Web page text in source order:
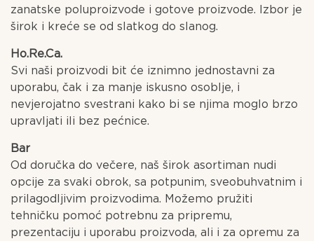
zanatske poluproizvode i gotove proizvode. Izbor je
širok i kreće se od slatkog do slanog.
Ho.Re.Ca.
Svi naši proizvodi bit će iznimno jednostavni za
uporabu, čak i za manje iskusno osoblje, i
nevjerojatno svestrani kako bi se njima moglo brzo
upravljati ili bez pećnice.
Bar
Od doručka do večere, naš širok asortiman nudi
opcije za svaki obrok, sa potpunim, sveobuhvatnim i
prilagodljivim proizvodima. Možemo pružiti
tehničku pomoć potrebnu za pripremu,
prezentaciju i uporabu proizvoda, ali i za opremu za